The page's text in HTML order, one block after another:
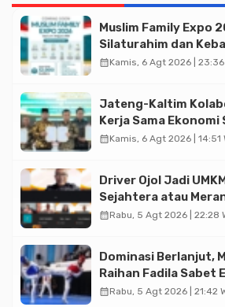
Muslim Family Expo
Silaturahim dan
Halal di Jakarta
calendar_monthKamis, 6 Agt 2026 | 23:36
Jateng-Kaltim
Kerja Sama Ekonomi
Triliun
calendar_monthKamis, 6 Agt 2026 | 14:51
Driver Ojol Jadi
Sejahtera atau
Diskusi Paramadina
calendar_monthRabu, 5 Agt 2026 | 22:28
Dominasi Berlanjut,
Raihan Fadila Sabet
Asian Taekwondo
calendar_monthRabu, 5 Agt 2026 | 21:42